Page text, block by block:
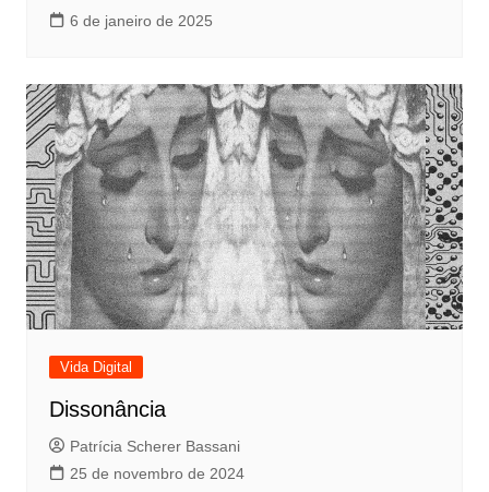
6 de janeiro de 2025
Vida Digital
Dissonância
Patrícia Scherer Bassani
25 de novembro de 2024